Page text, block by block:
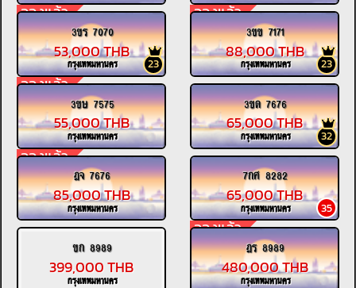
จองแล้ว จองแล้ว
3ขร 7070
จองแล้ว
23
53,000 THB
กรุงเทพมหานคร
3ขข 7171
23
88,000 THB
กรุงเทพมหานคร
3ขษ 7575
จองแล้ว
55,000 THB
กรุงเทพมหานคร
3ขด 7676
32
65,000 THB
กรุงเทพมหานคร
ฎจ 7676
85,000 THB
กรุงเทพมหานคร
7กศ 8282
จองแล้ว
35
65,000 THB
กรุงเทพมหานคร
ขก 8989
399,000 THB
กรุงเทพมหานคร
ฎร 8989
480,000 THB
กรุงเทพมหานคร